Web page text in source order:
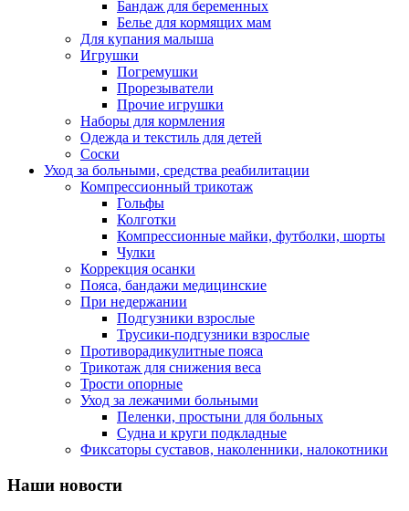
Бандаж для беременных
Белье для кормящих мам
Для купания малыша
Игрушки
Погремушки
Прорезыватели
Прочие игрушки
Наборы для кормления
Одежда и текстиль для детей
Соски
Уход за больными, средства реабилитации
Компрессионный трикотаж
Гольфы
Колготки
Компрессионные майки, футболки, шорты
Чулки
Коррекция осанки
Пояса, бандажи медицинские
При недержании
Подгузники взрослые
Трусики-подгузники взрослые
Противорадикулитные пояса
Трикотаж для снижения веса
Трости опорные
Уход за лежачими больными
Пеленки, простыни для больных
Судна и круги подкладные
Фиксаторы суставов, наколенники, налокотники
Наши новости